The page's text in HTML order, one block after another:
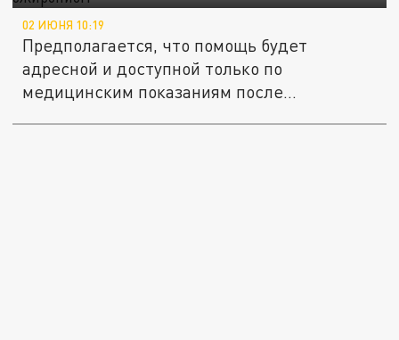
02 ИЮНЯ 10:19
Предполагается, что помощь будет
адресной и доступной только по
медицинским показаниям после